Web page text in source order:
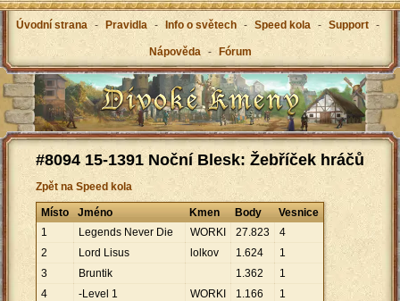
Úvodní strana - Pravidla - Info o světech - Speed kola - Support -
Nápověda - Fórum
#8094 15-1391 Noční Blesk: Žebříček hráčů
Zpět na Speed kola
Místo Jméno Kmen Body
Vesnice
1
Legends Never Die WORKI 27.823
4
2
Lord Lisus lolkov 1.624
1
3
Bruntik 1.362
1
4
-Level 1 WORKI 1.166
1